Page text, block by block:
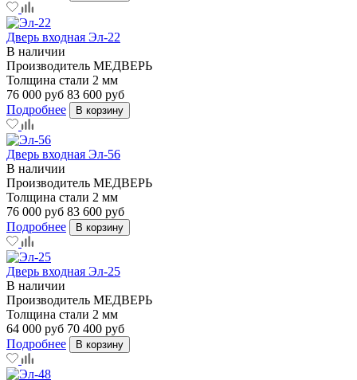
Дверь входная Эл-22
В наличии
Производитель МЕДВЕРЬ
Толщина стали 2 мм
76 000 руб 83 600 руб
Подробнее
В корзину
Дверь входная Эл-56
В наличии
Производитель МЕДВЕРЬ
Толщина стали 2 мм
76 000 руб 83 600 руб
Подробнее
В корзину
Дверь входная Эл-25
В наличии
Производитель МЕДВЕРЬ
Толщина стали 2 мм
64 000 руб 70 400 руб
Подробнее
В корзину